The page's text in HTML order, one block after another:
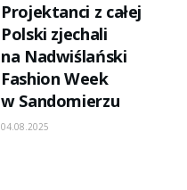
Projektanci z całej
Polski zjechali
na Nadwiślański
Fashion Week
w Sandomierzu
04.08.2025